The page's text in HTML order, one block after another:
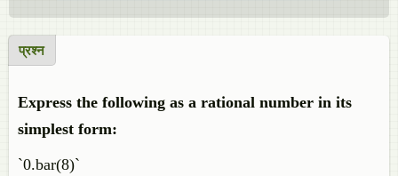
प्रश्न
Express the following as a rational number in its
simplest form:
`0.bar(8)`